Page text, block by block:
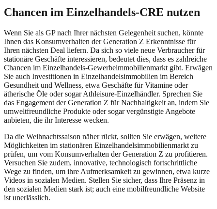
Chancen im Einzelhandels-CRE nutzen
Wenn Sie als GP nach Ihrer nächsten Gelegenheit suchen, könnte
Ihnen das Konsumverhalten der Generation Z Erkenntnisse für
Ihren nächsten Deal liefern. Da sich so viele neue Verbraucher für
stationäre Geschäfte interessieren, bedeutet dies, dass es zahlreiche
Chancen im Einzelhandels-Gewerbeimmobilienmarkt gibt. Erwägen
Sie auch Investitionen in Einzelhandelsimmobilien im Bereich
Gesundheit und Wellness, etwa Geschäfte für Vitamine oder
ätherische Öle oder sogar Athleisure-Einzelhändler. Sprechen Sie
das Engagement der Generation Z für Nachhaltigkeit an, indem Sie
umweltfreundliche Produkte oder sogar vergünstigte Angebote
anbieten, die ihr Interesse wecken.
Da die Weihnachtssaison näher rückt, sollten Sie erwägen, weitere
Möglichkeiten im stationären Einzelhandelsimmobilienmarkt zu
prüfen, um vom Konsumverhalten der Generation Z zu profitieren.
Versuchen Sie zudem, innovative, technologisch fortschrittliche
Wege zu finden, um ihre Aufmerksamkeit zu gewinnen, etwa kurze
Videos in sozialen Medien. Stellen Sie sicher, dass Ihre Präsenz in
den sozialen Medien stark ist; auch eine mobilfreundliche Website
ist unerlässlich.